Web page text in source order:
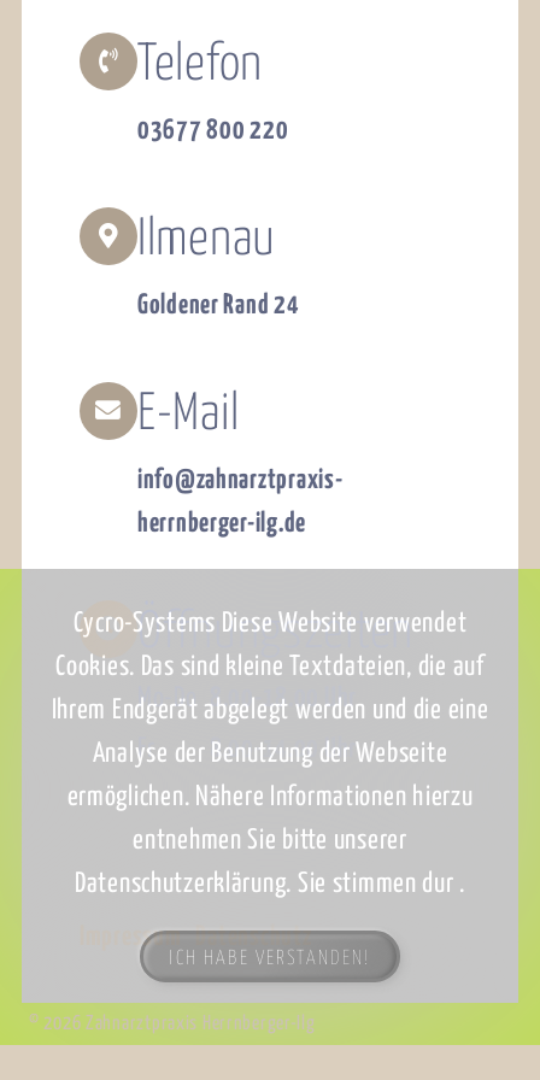
Telefon
03677 800 220
Ilmenau
Goldener Rand 24
E-Mail
info@zahnarztpraxis-
herrnberger-ilg.de
Öffnungs­zeiten
Mo-Do 8.00-18.00 Uhr
Fr 8.00-14.00 Uhr
Impressum Datenschutz
© 2026 Zahnarztpraxis Herrnberger-Ilg
Cycro-Systems Diese Website verwendet
Cookies. Das sind kleine Textdateien, die auf
Ihrem Endgerät abgelegt werden und die eine
Analyse der Benutzung der Webseite
ermöglichen. Nähere Informationen hierzu
entnehmen Sie bitte unserer
Datenschutzerklärung. Sie stimmen dur .
ICH HABE VERSTANDEN!